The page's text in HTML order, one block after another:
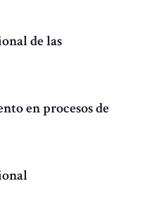
de las
en procesos de